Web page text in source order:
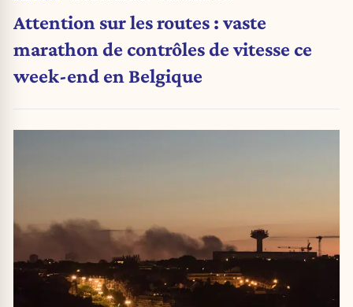
Attention sur les routes : vaste
marathon de contrôles de vitesse ce
week-end en Belgique